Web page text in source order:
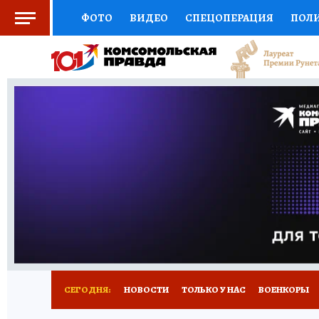
ФОТО ВИДЕО СПЕЦОПЕРАЦИЯ
СОЦПОДДЕРЖКА НАУКА СПОРТ
ВЫБОР ЭКСПЕРТОВ ДОКТОР
ПРОГНОЗЫ НА СПОРТ
ОБЪЯВЛЕНИЯ
СЕГОДНЯ: НОВОСТИ ТОЛЬКО У НАС ВОЕНКОРЫ